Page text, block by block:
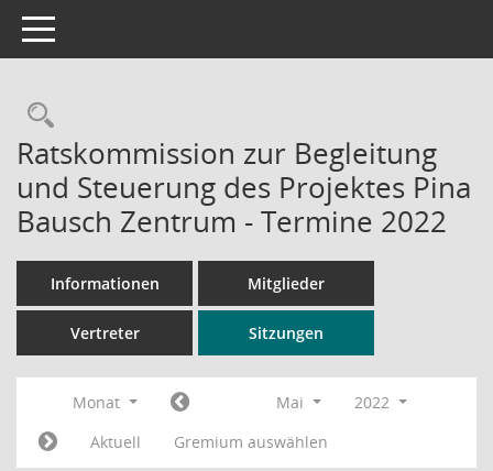
Toggle navigation
Rechercheauswahl
Ratskommission zur Begleitung
und Steuerung des Projektes Pina
Bausch Zentrum - Termine 2022
Informationen Mitglieder
Vertreter Sitzungen
Monat Mai
2022
Aktuell
Gremium auswählen